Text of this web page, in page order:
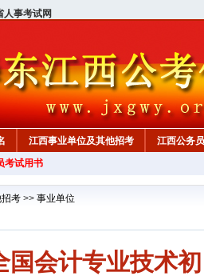
人事考试网
江西事业单位及其他招考 江西公务
考试用书
考 >> 事业单位
国会计专业技术